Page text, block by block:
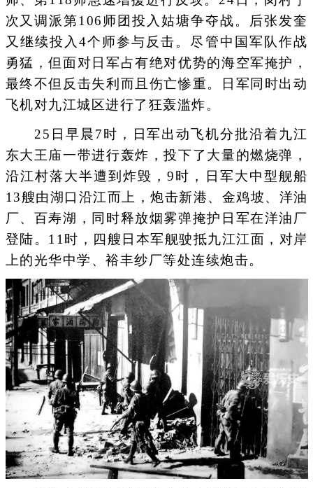
次又调派第106师团投入姑塘争夺战。后张发奎
又继续投入4个师参与反击。尽管中国军队作战
勇猛，但面对日军占有绝对优势的海空军掩护，
最终不但反击失利而且伤亡惨重。日军同时出动
飞机对九江城区进行了狂轰滥炸。
25日早晨7时，日军出动飞机分批沿着九江
东大王庙一带进行轰炸，投下了大量的燃烧弹，
沿江村落大半遭到炸毁，9时，日军大中型舰船
13艘由湖口沿江而上，炮击新港、金鸡坡、洋油
厂、百寿湖，同时释放烟雾弹掩护日军在洋油厂
登陆。11时，四艘日本军舰驶抵九江江面，对岸
上的光华中学、裕丰纱厂等处连续炮击。